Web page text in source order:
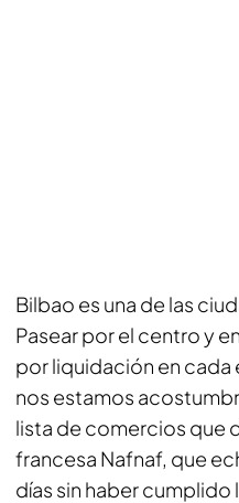
Bilbao es una de las
Pasear por el centro y
por liquidación en cada
nos estamos
lista de comercios que
francesa Nafnaf, que
días sin haber